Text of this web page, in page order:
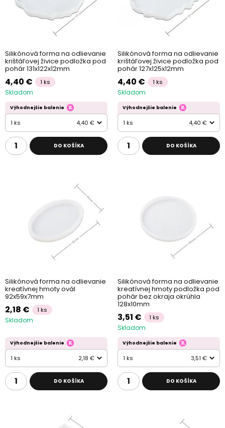
Silikónová forma na odlievanie
krištáľovej živice podložka pod
pohár 131x122x12mm
4,40 € 1 ks
Skladom
Výhodnejšie balenie
1 ks 4,40 €
DO KOŠÍKA
Silikónová forma na odlievanie
krištáľovej živice podložka pod
pohár 127x125x12mm
4,40 € 1 ks
Skladom
Výhodnejšie balenie
1 ks 4,40 €
DO KOŠÍKA
Silikónová forma na odlievanie
kreatívnej hmoty ovál
92x59x7mm
2,18 € 1 ks
Skladom
Výhodnejšie balenie
1 ks 2,18 €
DO KOŠÍKA
Silikónová forma na odlievanie
kreatívnej hmoty podložka pod
pohár bez okraja okrúhla
128x10mm
3,51 € 1 ks
Skladom
Výhodnejšie balenie
1 ks 3,51 €
DO KOŠÍKA